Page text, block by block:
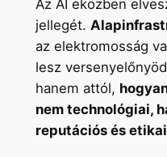
Az AI eközben
jellegét.
az elektromosság
lesz
hanem attól,
nem technológiai,
reputációs és